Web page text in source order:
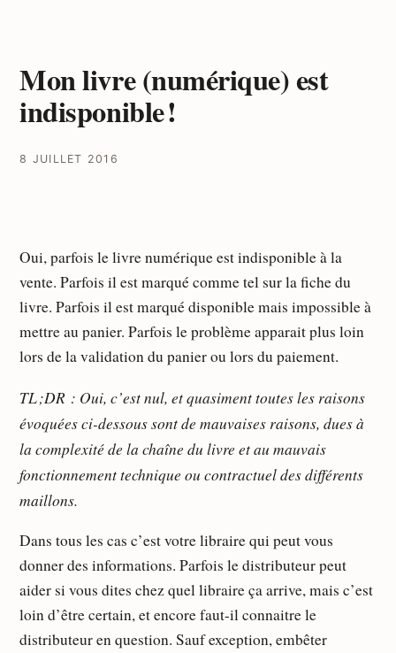
Mon livre (numérique) est
indisponible !
8 JUILLET 2016
Oui, parfois le livre numérique est indisponible à la
vente. Parfois il est marqué comme tel sur la fiche du
livre. Parfois il est marqué disponible mais impossible à
mettre au panier. Parfois le problème apparait plus loin
lors de la validation du panier ou lors du paiement.
TL ;DR : Oui, c’est nul, et quasiment toutes les raisons
évoquées ci-dessous sont de mauvaises raisons, dues à
la complexité de la chaîne du livre et au mauvais
fonctionnement technique ou contractuel des différents
maillons.
Dans tous les cas c’est votre libraire qui peut vous
donner des informations. Parfois le distributeur peut
aider si vous dites chez quel libraire ça arrive, mais c’est
loin d’être certain, et encore faut-il connaitre le
distributeur en question. Sauf exception, embêter